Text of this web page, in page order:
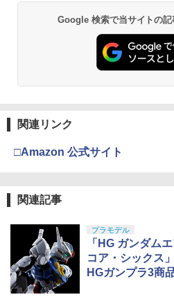
Google 検索で当サイトの
関連リンク
□Amazon 公式サイト
関連記事
プラモデル
「HG ガンダム
コア・シックス
HGガンプラ3商